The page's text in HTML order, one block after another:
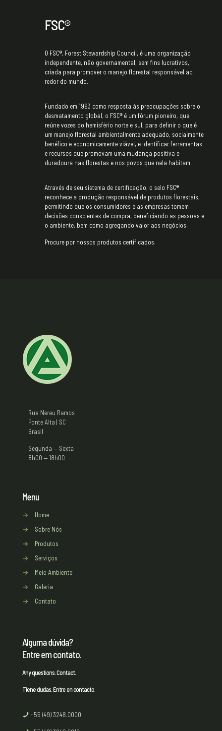
FSC®
O FSC®, Forest Stewardship Council, é uma organização
independente, não governamental, sem fins lucrativos,
criada para promover o manejo florestal responsável ao
redor do mundo.
Fundado em 1993 como resposta às preocupações sobre o
desmatamento global, o FSC® é um fórum pioneiro, que
reúne vozes do hemisfério norte e sul, para definir o que é
um manejo florestal ambientalmente adequado, socialmente
benéfico e economicamente viável, e identificar ferramentas
e recursos que promovam uma mudança positiva e
duradoura nas florestas e nos povos que nela habitam.
Através de seu sistema de certificação, o selo FSC®
reconhece a produção responsável de produtos florestais,
permitindo que os consumidores e as empresas tomem
decisões conscientes de compra, beneficiando as pessoas e
o ambiente, bem como agregando valor aos negócios.
Procure por nossos produtos certificados.
Rua Nereu Ramos
Ponte Alta | SC
Brasil
Segunda — Sexta
8h00 — 18h00
Menu
→
Home
→
Sobre Nós
→
Produtos
→
Serviços
→
Meio Ambiente
→
Galeria
→
Contato
Alguma dúvida?
Entre em contato.
Any questions. Contact.
Tiene dudas. Entre en contacto.
+55 (49) 3248.0000